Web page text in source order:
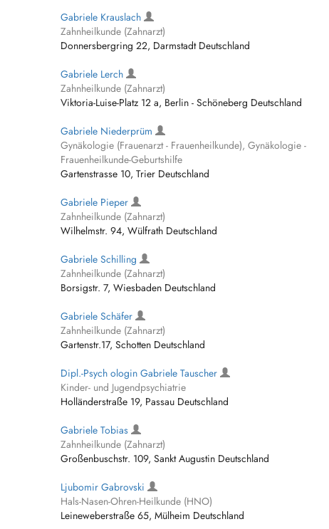
Gabriele Krauslach
Zahnheilkunde (Zahnarzt)
Donnersbergring 22, Darmstadt Deutschland
Gabriele Lerch
Zahnheilkunde (Zahnarzt)
Viktoria-Luise-Platz 12 a, Berlin - Schöneberg Deutschland
Gabriele Niederprüm
Gynäkologie (Frauenarzt - Frauenheilkunde), Gynäkologie -
Frauenheilkunde-Geburtshilfe
Gartenstrasse 10, Trier Deutschland
Gabriele Pieper
Zahnheilkunde (Zahnarzt)
Wilhelmstr. 94, Wülfrath Deutschland
Gabriele Schilling
Zahnheilkunde (Zahnarzt)
Borsigstr. 7, Wiesbaden Deutschland
Gabriele Schäfer
Zahnheilkunde (Zahnarzt)
Gartenstr.17, Schotten Deutschland
Dipl.-Psych ologin Gabriele Tauscher
Kinder- und Jugendpsychiatrie
Holländerstraße 19, Passau Deutschland
Gabriele Tobias
Zahnheilkunde (Zahnarzt)
Großenbuschstr. 109, Sankt Augustin Deutschland
Ljubomir Gabrovski
Hals-Nasen-Ohren-Heilkunde (HNO)
Leineweberstraße 65, Mülheim Deutschland